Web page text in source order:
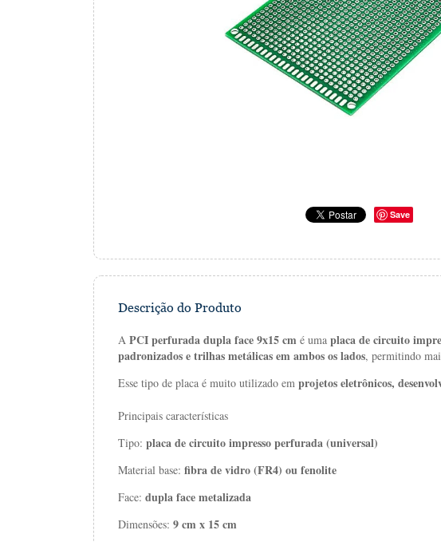
Save
Descrição do Produto
A PCIperfuradaduplaface9x15cm é uma placadecircuito
padronizadosetrilhasmetálicasemambososlados, permitindo
Esse tipo de placa é muito utilizado em projetoseletrônicos,
Principais características
Tipo: placadecircuitoimpressoperfurada (universal)
Material base: fibradevidro (FR4) oufenolite
Face: duplafacemetalizada
Dimensões: 9cmx 15cm